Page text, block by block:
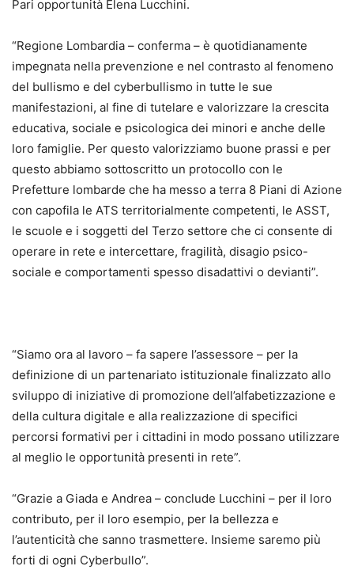
Pari opportunità Elena Lucchini.
“Regione Lombardia – conferma – è quotidianamente
impegnata nella prevenzione e nel contrasto al fenomeno
del bullismo e del cyberbullismo in tutte le sue
manifestazioni, al fine di tutelare e valorizzare la crescita
educativa, sociale e psicologica dei minori e anche delle
loro famiglie. Per questo valorizziamo buone prassi e per
questo abbiamo sottoscritto un protocollo con le
Prefetture lombarde che ha messo a terra 8 Piani di Azione
con capofila le ATS territorialmente competenti, le ASST,
le scuole e i soggetti del Terzo settore che ci consente di
operare in rete e intercettare, fragilità, disagio psico-
sociale e comportamenti spesso disadattivi o devianti”.
“Siamo ora al lavoro – fa sapere l’assessore – per la
definizione di un partenariato istituzionale finalizzato allo
sviluppo di iniziative di promozione dell’alfabetizzazione e
della cultura digitale e alla realizzazione di specifici
percorsi formativi per i cittadini in modo possano utilizzare
al meglio le opportunità presenti in rete”.
“Grazie a Giada e Andrea – conclude Lucchini – per il loro
contributo, per il loro esempio, per la bellezza e
l’autenticità che sanno trasmettere. Insieme saremo più
forti di ogni Cyberbullo”.